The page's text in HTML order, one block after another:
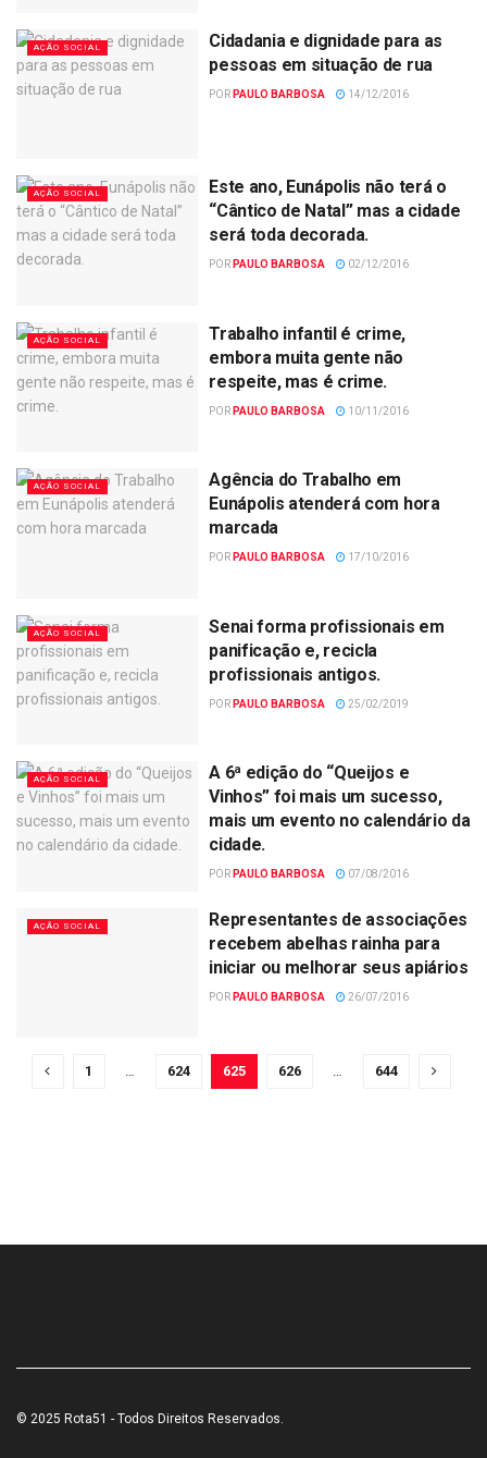
AÇÃO SOCIAL
Cidadania e dignidade para as
pessoas em situação de rua
POR PAULO BARBOSA 14/12/2016
AÇÃO SOCIAL
Este ano, Eunápolis não terá o
“Cântico de Natal” mas a cidade
será toda decorada.
POR PAULO BARBOSA 02/12/2016
AÇÃO SOCIAL
Trabalho infantil é crime,
embora muita gente não
respeite, mas é crime.
POR PAULO BARBOSA 10/11/2016
AÇÃO SOCIAL
Agência do Trabalho em
Eunápolis atenderá com hora
marcada
POR PAULO BARBOSA 17/10/2016
AÇÃO SOCIAL
Senai forma profissionais em
panificação e, recicla
profissionais antigos.
POR PAULO BARBOSA 25/02/2019
AÇÃO SOCIAL
A 6ª edição do “Queijos e
Vinhos” foi mais um sucesso,
mais um evento no calendário da
cidade.
POR PAULO BARBOSA 07/08/2016
AÇÃO SOCIAL
Representantes de associações
recebem abelhas rainha para
iniciar ou melhorar seus apiários
POR PAULO BARBOSA 26/07/2016
1 … 624 625 626 … 644
© 2025 Rota51 - Todos Direitos Reservados.